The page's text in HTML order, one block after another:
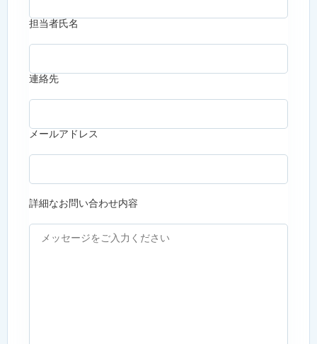
担当者氏名
連絡先
メールアドレス
詳細なお問い合わせ内容